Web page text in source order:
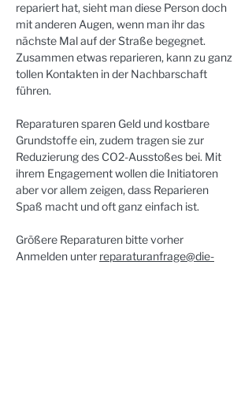
repariert hat, sieht man diese Person doch
mit anderen Augen, wenn man ihr das
nächste Mal auf der Straße begegnet.
Zusammen etwas reparieren, kann zu ganz
tollen Kontakten in der Nachbarschaft
führen.
Reparaturen sparen Geld und kostbare
Grundstoffe ein, zudem tragen sie zur
Reduzierung des CO2-Ausstoßes bei. Mit
ihrem Engagement wollen die Initiatoren
aber vor allem zeigen, dass Reparieren
Spaß macht und oft ganz einfach ist.
Größere Reparaturen bitte vorher
Anmelden unter reparaturanfrage@die-